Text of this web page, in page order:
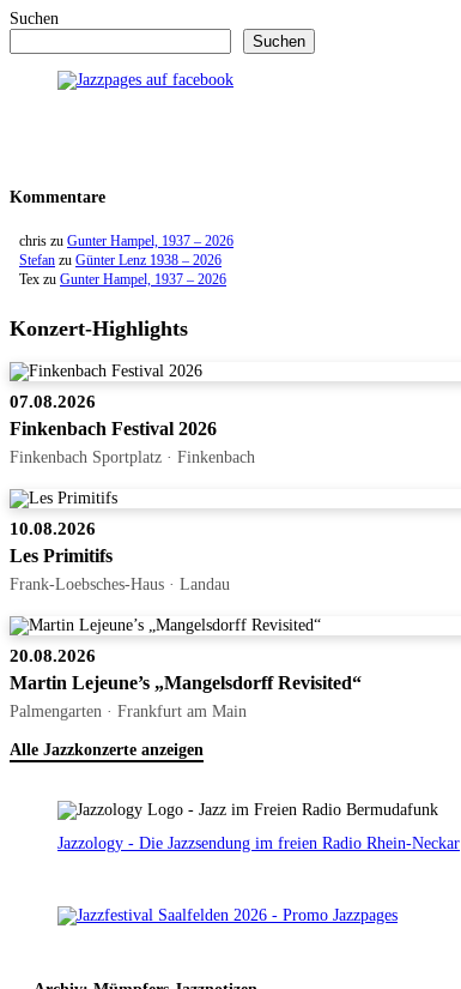
Suchen
Suchen
Kommentare
chris zu Gunter Hampel, 1937 – 2026
Stefan zu Günter Lenz 1938 – 2026
Tex zu Gunter Hampel, 1937 – 2026
Konzert-Highlights
07.08.2026
Finkenbach Festival 2026
Finkenbach Sportplatz · Finkenbach
10.08.2026
Les Primitifs
Frank-Loebsches-Haus · Landau
20.08.2026
Martin Lejeune’s „Mangelsdorff Revisited“
Palmengarten · Frankfurt am Main
Alle Jazzkonzerte anzeigen
Jazzology - Die Jazzsendung im freien Radio Rhein-Neckar